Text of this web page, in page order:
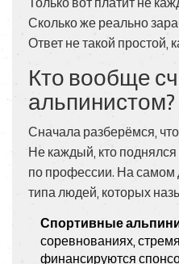
Только вот платит не
Сколько же реально
Ответ не такой простой,
Кто вообще
альпинистом?
Сначала разберёмся,
Не каждый, кто
по профессии. На самом
типа людей, которых
Спортивные
соревнованиях,
финансируются